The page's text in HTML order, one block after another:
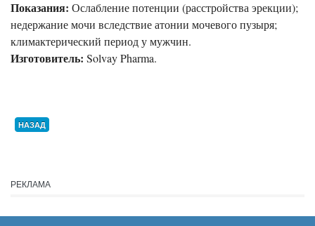
Показания: Ослабление потенции (расстройства эрекции);
недержание мочи вследствие атонии мочевого пузыря;
климактерический период у мужчин.
Изготовитель: Solvay Pharma.
НАЗАД
РЕКЛАМА